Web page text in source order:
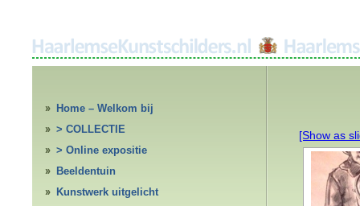
Home – Welkom bij
HaarlemseKunstschilders.nl
> COLLECTIE
> Online expositie
Beeldentuin
Kunstwerk uitgelicht
[Show as